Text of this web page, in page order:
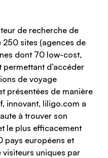
de recherche de
sites (agences de
dont 70 low-cost,
d’accéder
de voyage
présentées de manière
innovant, liligo.com a
à trouver son
le plus efficacement
pays européens et
uniques par